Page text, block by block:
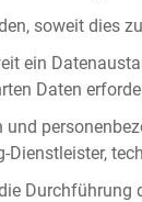
soweit dies
ein
Daten
Dienstleister,